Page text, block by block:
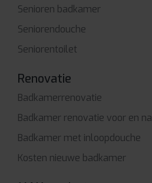
Senioren badkamer
Seniorendouche
Seniorentoilet
Renovatie
Badkamerrenovatie
Badkamer renovatie voor en na
Badkamer met inloopdouche
Kosten nieuwe badkamer